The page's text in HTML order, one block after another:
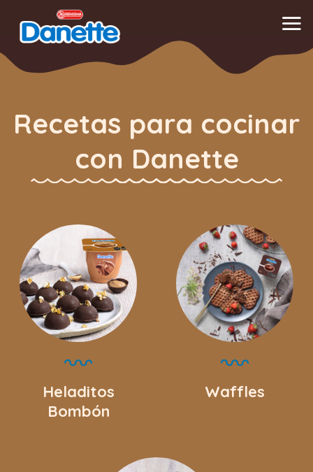
contenido
Recetas para cocinar
con Danette
Heladitos
Bombón
Waffles